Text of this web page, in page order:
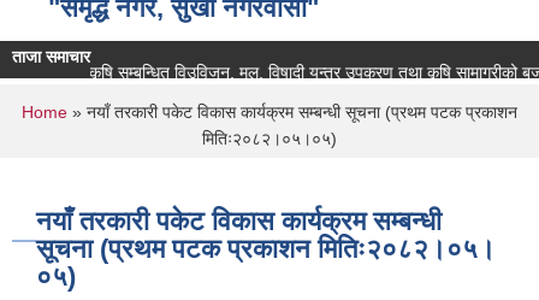
"समृद्ध नगर, सुखी नगरवासी"
ताजा समाचार
कृषि सम्बन्धित विउविजन, मल, विषादी यन्त्र उपकरण तथा कृषि सामाग्रीको बजार
You are here
Home » नयाँ तरकारी पकेट विकास कार्यक्रम सम्बन्धी सूचना (प्रथम पटक प्रकाशन
मितिः२०८२।०५।०५)
नयाँ तरकारी पकेट विकास कार्यक्रम सम्बन्धी
सूचना (प्रथम पटक प्रकाशन मितिः२०८२।०५।
०५)